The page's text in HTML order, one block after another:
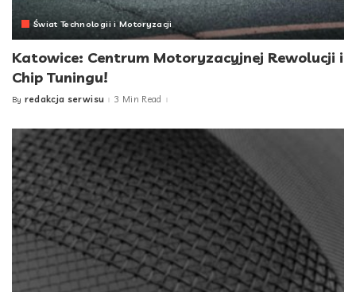
Świat Technologii i Motoryzacji
Katowice: Centrum Motoryzacyjnej Rewolucji i
Chip Tuningu!
Posted
By redakcja serwisu 3 Min Read